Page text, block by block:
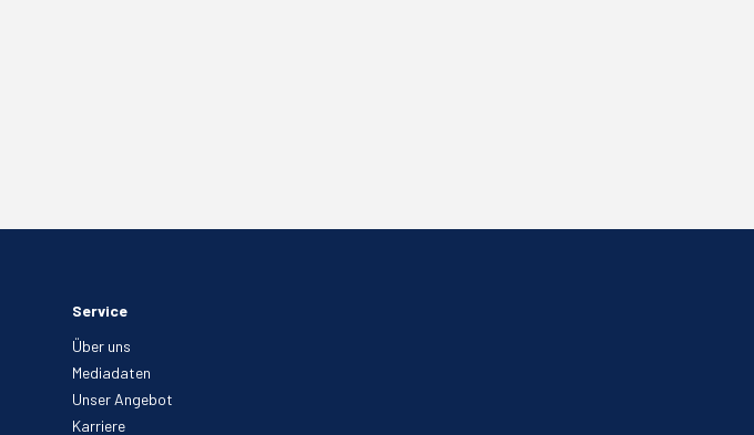
Service
Über uns
Mediadaten
Unser Angebot
Karriere